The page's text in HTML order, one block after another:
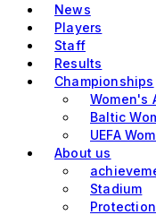
News
Players
Staff
Results
Championships
Women's
Baltic
UEFA
About us
Stadium